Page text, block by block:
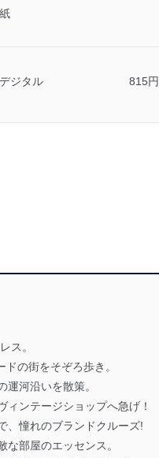
紙
デジタル 815円
ス。
の街をそぞろ歩き。
河沿いを散策。
ンテージショップへ急げ！
憧れのブランドクルーズ!
部屋のエッセンス。